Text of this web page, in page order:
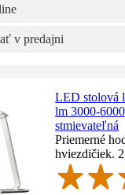
v predajni
LED stolová
lm 3000-
stmievateľná
Priemerné
hviezdičiek.